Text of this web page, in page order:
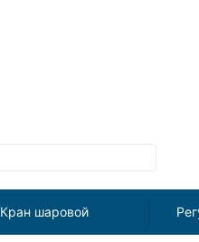
Кран шаровой